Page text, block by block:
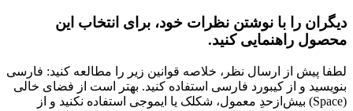
دیگران را با نوشتن نظرات خود، برای انتخاب این
محصول راهنمایی کنید.
لطفا پیش از ارسال نظر، خلاصه قوانین زیر را مطالعه کنید: فارسی
بنویسید و از کیبورد فارسی استفاده کنید. بهتر است از فضای خالی
(Space) بیش‌از‌حدِ معمول، شکلک یا ایموجی استفاده نکنید و از